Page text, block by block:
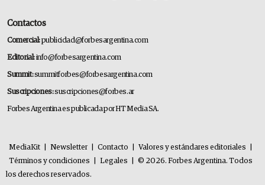
Contactos
Comercial:publicidad@forbesargentina.com
Editorial:info@forbesargentina.com
Summit:summitforbes@forbesargentina.com
Suscripciones:suscripciones@forbes.ar
Forbes Argentina es publicada por HT Media SA.
MediaKit Newsletter Contacto Valores y estándares editoriales
Términos y condiciones
Legales
© 2026. Forbes Argentina. Todos
los derechos reservados.